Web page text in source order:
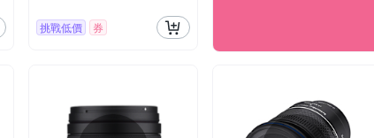
挑戰低價 券